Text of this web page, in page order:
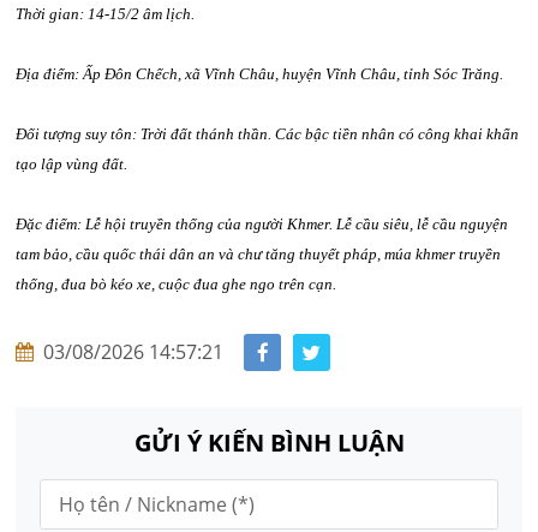
Thời gian: 14-15/2 âm lịch.
Địa điểm: Ấp Đôn Chếch, xã Vĩnh Châu, huyện Vĩnh Châu, tỉnh Sóc Trăng.
Đối tượng suy tôn: Trời đất thánh thần. Các bậc tiền nhân có công khai khẩn
tạo lập vùng đất.
Đặc điểm: Lễ hội truyền thống của người Khmer. Lễ cầu siêu, lễ cầu nguyện
tam bảo, cầu quốc thái dân an và chư tăng thuyết pháp, múa khmer truyền
thống, đua bò kéo xe, cuộc đua ghe ngo trên cạn.
03/08/2026 14:57:21
GỬI Ý KIẾN BÌNH LUẬN